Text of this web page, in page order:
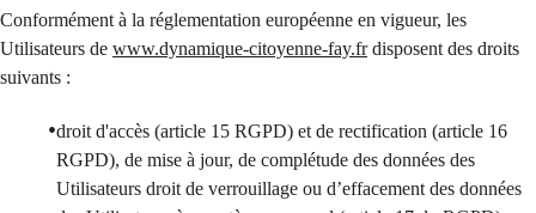
Conformément à la réglementation européenne en vigueur, les
Utilisateurs de www.dynamique-citoyenne-fay.frdisposent des droits
suivants :
droit d'accès (article 15 RGPD) et de rectification (article 16
RGPD), de mise à jour, de complétude des données des
Utilisateurs droit de verrouillage ou d’effacement des données